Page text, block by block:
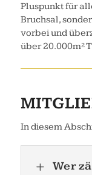
Pluspunkt für
Bruchsal,
vorbei und
über 20.000m²
In diesem
L Wer